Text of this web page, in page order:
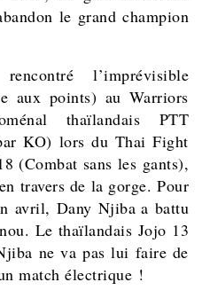
le grand champion
l’imprévisible
aux points) au Warriors
thaïlandais PTT
KO) lors du Thai Fight
(Combat sans les gants),
travers de la gorge. Pour
avril, Dany Njiba a battu
Le thaïlandais Jojo 13
ne va pas lui faire de
match électrique !